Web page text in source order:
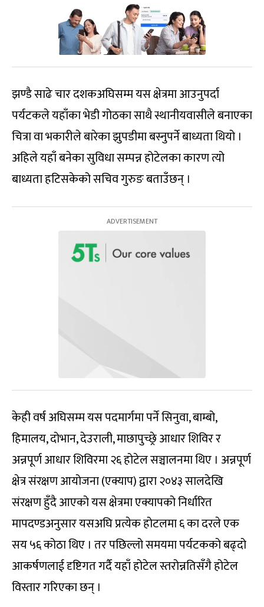
झण्डै साढे चार दशकअघिसम्म यस क्षेत्रमा आउनुपर्दा
पर्यटकले यहाँका भेडी गोठका साथै स्थानीयवासीले बनाएका
चित्रा वा भकारीले बारेका झुपडीमा बस्नुपर्ने बाध्यता थियो ।
अहिले यहाँ बनेका सुविधा सम्पन्न होटेलका कारण त्यो
बाध्यता हटिसकेको सचिव गुरुङ बताउँछन् ।
केही वर्ष अघिसम्म यस पदमार्गमा पर्ने सिनुवा, बाम्बो,
हिमालय, दोभान, देउराली, माछापुच्छ्रे आधार शिविर र
अन्नपूर्ण आधार शिविरमा २६ होटेल सञ्चालनमा थिए । अन्नपूर्ण
क्षेत्र संरक्षण आयोजना (एक्याप) द्वारा २०४३ सालदेखि
संरक्षण हुँदै आएको यस क्षेत्रमा एक्यापको निर्धारित
मापदण्डअनुसार यसअघि प्रत्येक होटलमा ६ का दरले एक
सय ५६ कोठा थिए । तर पछिल्लो समयमा पर्यटकको बढ्दो
आकर्षणलाई दृष्टिगत गर्दै यहाँ होटेल स्तरोन्नतिसँगै होटेल
विस्तार गरिएका छन् ।